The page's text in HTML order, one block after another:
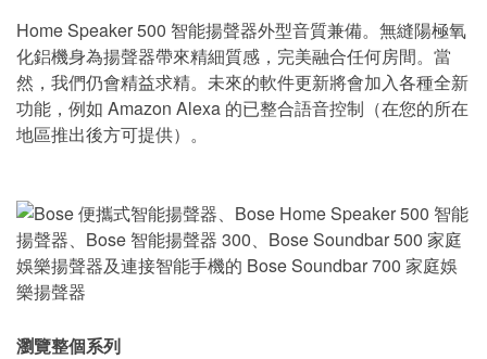
Home Speaker 500 智能揚聲器外型音質兼備。無縫陽極氧
化鋁機身為揚聲器帶來精細質感，完美融合任何房間。當
然，我們仍會精益求精。未來的軟件更新將會加入各種全新
功能，例如 Amazon Alexa 的已整合語音控制（在您的所在
地區推出後方可提供）。
瀏覽整個系列